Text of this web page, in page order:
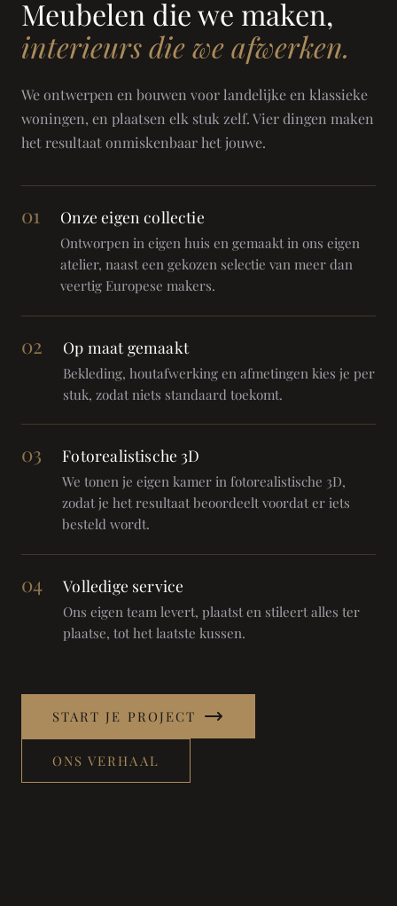
Meubelen die we maken,
interieurs die we afwerken.
We ontwerpen en bouwen voor landelijke en klassieke
woningen, en plaatsen elk stuk zelf. Vier dingen maken
het resultaat onmiskenbaar het jouwe.
01 Onze eigen collectie
Ontworpen in eigen huis en gemaakt in ons eigen
atelier, naast een gekozen selectie van meer dan
veertig Europese makers.
02 Op maat gemaakt
Bekleding, houtafwerking en afmetingen kies je per
stuk, zodat niets standaard toekomt.
03 Fotorealistische 3D
We tonen je eigen kamer in fotorealistische 3D,
zodat je het resultaat beoordeelt voordat er iets
besteld wordt.
04 Volledige service
Ons eigen team levert, plaatst en stileert alles ter
plaatse, tot het laatste kussen.
START JE PROJECT
ONS VERHAAL